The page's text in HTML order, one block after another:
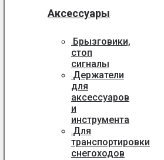
Аксессуары
Брызговики,
стоп
сигналы
Держатели
для
аксессуаров
и
инструмента
Для
транспортировки
снегоходов